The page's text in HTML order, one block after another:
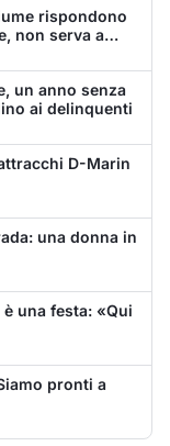
rispondono
non serva a
un anno senza
ai delinquenti
D-Marin
una donna in
una festa: «Qui
pronti a